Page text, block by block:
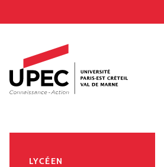
Accès directs
Recherche
Navigation secondaire
LYCÉEN